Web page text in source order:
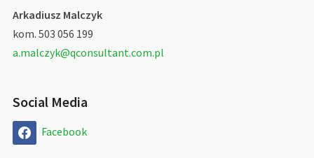
Arkadiusz Malczyk
kom. 503 056 199
a.malczyk@qconsultant.com.pl
Social Media
Facebook